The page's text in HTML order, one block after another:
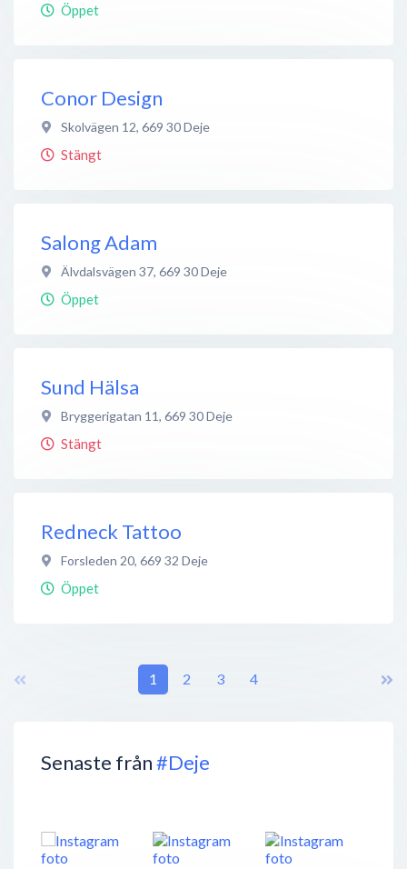
Senaste från#Deje
Öppet
Conor Design
Skolvägen 12, 669 30Deje
Stängt
Salong Adam
Älvdalsvägen 37, 669 30Deje
Öppet
Sund Hälsa
Bryggerigatan 11, 669 30Deje
Stängt
Redneck Tattoo
Forsleden 20, 669 32 Deje
Öppet
1 2 3 4